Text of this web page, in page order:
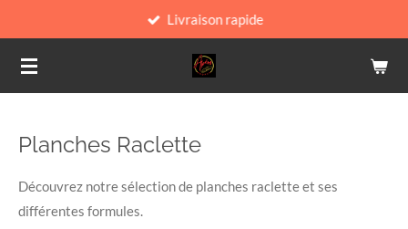
contenu
principal
Livraison rapide
Planches Raclette
Découvrez notre sélection de planches raclette et ses
différentes formules.